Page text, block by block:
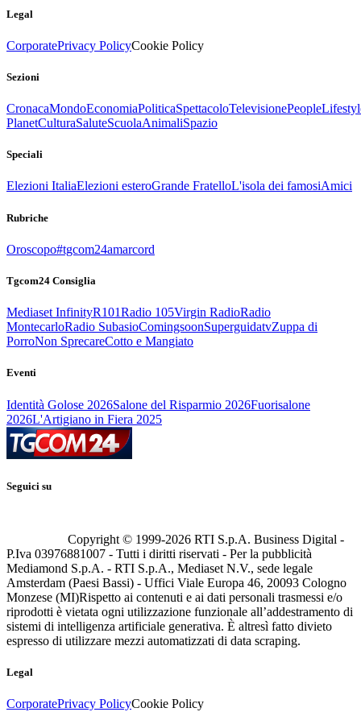
Legal
CorporatePrivacy PolicyCookie Policy
Sezioni
CronacaMondoEconomiaPoliticaSpettacoloTelevisionePeople
PlanetCulturaSaluteScuolaAnimaliSpazio
Speciali
Elezioni ItaliaElezioni esteroGrande FratelloL'isola dei famosiAmici
Rubriche
Oroscopo#tgcom24amarcord
Tgcom24 Consiglia
Mediaset InfinityR101Radio 105Virgin RadioRadio
MontecarloRadio SubasioComingsoonSuperguidatvZuppa di
PorroNon SprecareCotto e Mangiato
Eventi
Identità Golose 2026Salone del Risparmio 2026Fuorisalone
2026L'Artigiano in Fiera 2025
Seguici su
Copyright © 1999-2026 RTI S.p.A. Business Digital -
P.Iva 03976881007 - Tutti i diritti riservati - Per la pubblicità
Mediamond S.p.A. - RTI S.p.A., Mediaset N.V., sede legale
Amsterdam (Paesi Bassi) - Uffici Viale Europa 46, 20093 Cologno
Monzese (MI)Rispetto ai contenuti e ai dati personali trasmessi e/o
riprodotti è vietata ogni utilizzazione funzionale all’addestramento di
sistemi di intelligenza artificiale generativa. È altresì fatto divieto
espresso di utilizzare mezzi automatizzati di data scraping.
Legal
CorporatePrivacy PolicyCookie Policy